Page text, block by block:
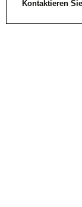
Kontaktieren